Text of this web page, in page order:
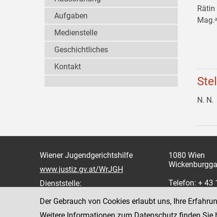
Rätin
N. N.
Aufgaben
Medienstelle
Geschichtliches
Kontakt
Wiener Jugendgerichtshilfe
www.justiz.gv.at/WrJGH
Dienststelle:
1080 Wien
Telefon: + 43
Fax: +43 1
Der Gebrauch von Cookies erlaubt uns, Ihre